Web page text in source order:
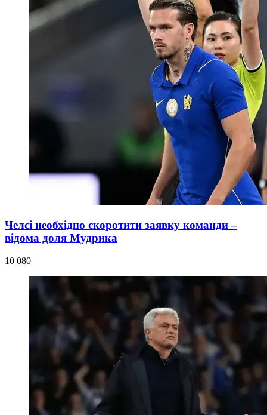
Челсі необхідно скоротити заявку команди –
відома доля Мудрика
10 080